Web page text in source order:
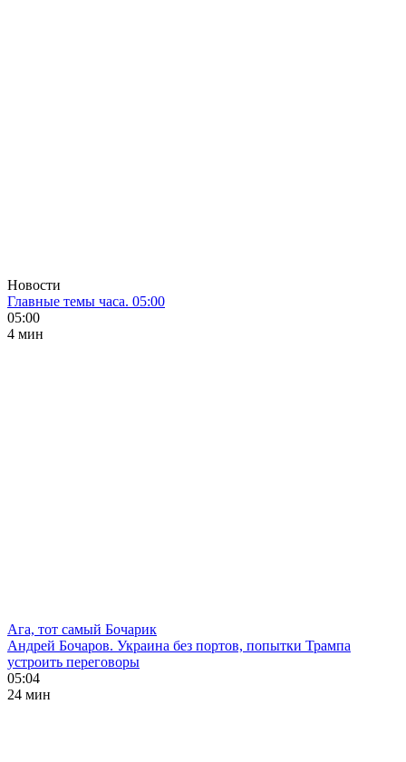
Новости
Главные темы часа. 05:00
05:00
4 мин
Ага, тот самый Бочарик
Андрей Бочаров. Украина без портов, попытки Трампа
устроить переговоры
05:04
24 мин